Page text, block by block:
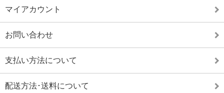
マイアカウント
お問い合わせ
支払い方法について
配送方法･送料について